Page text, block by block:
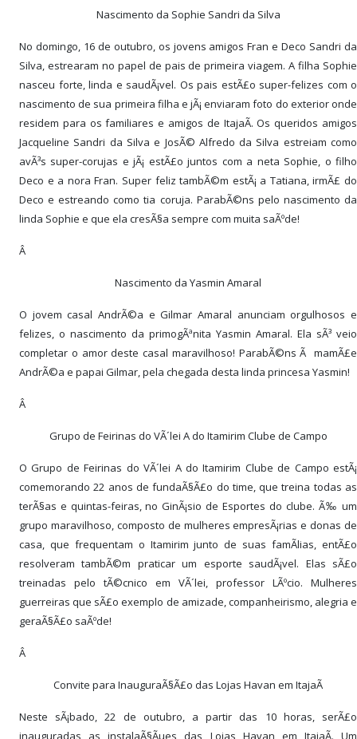
Nascimento da Sophie Sandri da Silva
No domingo, 16 de outubro, os jovens amigos Fran e Deco Sandri da
Silva, estrearam no papel de pais de primeira viagem. A filha Sophie
nasceu forte, linda e saudÃ¡vel. Os pais estÃ£o super-felizes com o
nascimento de sua primeira filha e jÃ¡ enviaram foto do exterior onde
residem para os familiares e amigos de ItajaÃ­. Os queridos amigos
Jacqueline Sandri da Silva e JosÃ© Alfredo da Silva estreiam como
avÃ³s super-corujas e jÃ¡ estÃ£o juntos com a neta Sophie, o filho
Deco e a nora Fran. Super feliz tambÃ©m estÃ¡ a Tatiana, irmÃ£ do
Deco e estreando como tia coruja. ParabÃ©ns pelo nascimento da
linda Sophie e que ela cresÃ§a sempre com muita saÃºde!
Â
Nascimento da Yasmin Amaral
O jovem casal AndrÃ©a e Gilmar Amaral anunciam orgulhosos e
felizes, o nascimento da primogÃªnita Yasmin Amaral. Ela sÃ³ veio
completar o amor deste casal maravilhoso! ParabÃ©ns Ã mamÃ£e
AndrÃ©a e papai Gilmar, pela chegada desta linda princesa Yasmin!
Â
Grupo de Feirinas do VÃ´lei A do Itamirim Clube de Campo
O Grupo de Feirinas do VÃ´lei A do Itamirim Clube de Campo estÃ¡
comemorando 22 anos de fundaÃ§Ã£o do time, que treina todas as
terÃ§as e quintas-feiras, no GinÃ¡sio de Esportes do clube. Ã‰ um
grupo maravilhoso, composto de mulheres empresÃ¡rias e donas de
casa, que frequentam o Itamirim junto de suas famÃ­lias, entÃ£o
resolveram tambÃ©m praticar um esporte saudÃ¡vel. Elas sÃ£o
treinadas pelo tÃ©cnico em VÃ´lei, professor LÃºcio. Mulheres
guerreiras que sÃ£o exemplo de amizade, companheirismo, alegria e
geraÃ§Ã£o saÃºde!
Â
Convite para InauguraÃ§Ã£o das Lojas Havan em ItajaÃ­
Neste sÃ¡bado, 22 de outubro, a partir das 10 horas, serÃ£o
inauguradas as instalaÃ§Ãµes das Lojas Havan em ItajaÃ­. Um